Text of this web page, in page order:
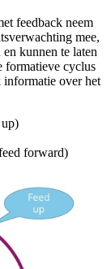
feedback neem
mee,
kunnen te laten
formatieve cyclus
informatie over het
forward)